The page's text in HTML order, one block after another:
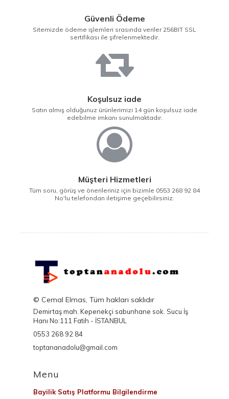
Güvenli Ödeme
Sitemizde ödeme işlemleri srasında veriler 256BIT SSL
sertifikası ile şifrelenmektedir.
Koşulsuz iade
Satın almış olduğunuz ürünlerimizi 14 gün koşulsuz iade
edebilme imkanı sunulmaktadır.
Müşteri Hizmetleri
Tüm soru, görüş ve önerileriniz için bizimle 0553 268 92 84
No'lu telefondan iletişime geçebilirsiniz.
© Cemal Elmas, Tüm hakları saklıdır
Demirtaş mah. Kepenekçi sabunhane sok. Sucu İş
Hanı No:111 Fatih - İSTANBUL
0553 268 92 84
toptananadolu@gmail.com
Menu
Bayilik Satış Platformu Bilgilendirme